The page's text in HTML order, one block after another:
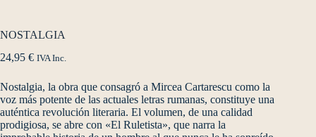
NOSTALGIA
24,95 € IVA Inc.
Nostalgia, la obra que consagró a Mircea Cartarescu como la
voz más potente de las actuales letras rumanas, constituye una
auténtica revolución literaria. El volumen, de una calidad
prodigiosa, se abre con «El Ruletista», que narra la